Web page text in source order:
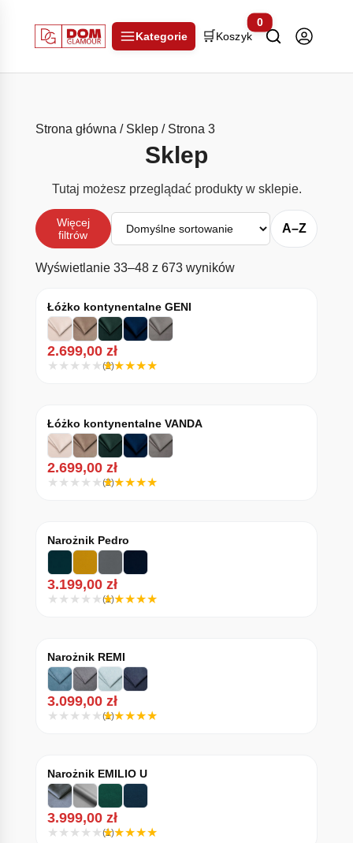
Kategorie 🛒 Koszyk
0
Strona główna / Sklep/ Strona 3
Sklep
Tutaj możesz przeglądać produkty w sklepie.
Więcej
filtrów
Sortuj
A–Z
Wyświetlanie 33–48 z 673 wyników
Łóżko kontynentalne GENI
2.699,00 zł
(2)
Łóżko kontynentalne VANDA
2.699,00 zł
(2)
Narożnik Pedro
3.199,00 zł
(1)
Narożnik REMI
3.099,00 zł
(1)
Narożnik EMILIO U
3.999,00 zł
(1)